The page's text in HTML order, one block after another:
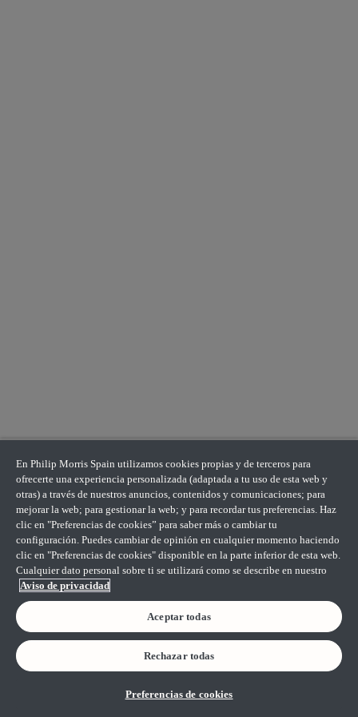
En Philip Morris Spain utilizamos cookies propias y de terceros para
ofrecerte una experiencia personalizada (adaptada a tu uso de esta web y
otras) a través de nuestros anuncios, contenidos y comunicaciones; para
mejorar la web; para gestionar la web; y para recordar tus preferencias. Haz
clic en "Preferencias de cookies” para saber más o cambiar tu
configuración. Puedes cambiar de opinión en cualquier momento haciendo
clic en "Preferencias de cookies" disponible en la parte inferior de esta web.
Cualquier dato personal sobre ti se utilizará como se describe en nuestro
Aviso de privacidad
Aceptar todas
Rechazar todas
Preferencias de cookies